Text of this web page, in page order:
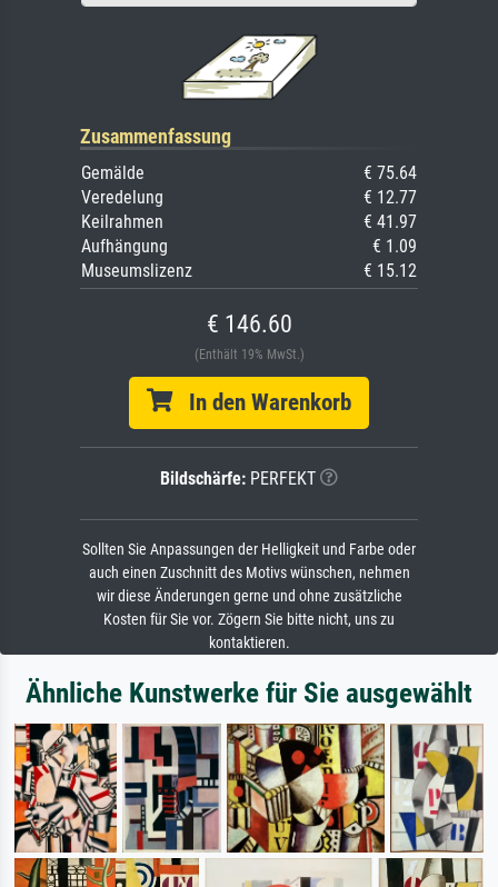
Zusammenfassung
Gemälde
€ 75.64
Veredelung
€ 12.77
Keilrahmen
€ 41.97
Aufhängung
€ 1.09
Museumslizenz
€ 15.12
€ 146.60
(Enthält 19% MwSt.)
In den Warenkorb
Bildschärfe: PERFEKT
Sollten Sie Anpassungen der Helligkeit und Farbe oder
auch einen Zuschnitt des Motivs wünschen, nehmen
wir diese Änderungen gerne und ohne zusätzliche
Kosten für Sie vor. Zögern Sie bitte nicht, uns zu
kontaktieren.
Ähnliche Kunstwerke für Sie ausgewählt